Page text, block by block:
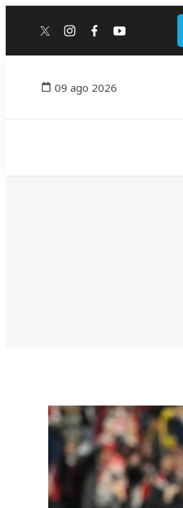
twitterinstagram
facebook
youtube
09 ago 2026